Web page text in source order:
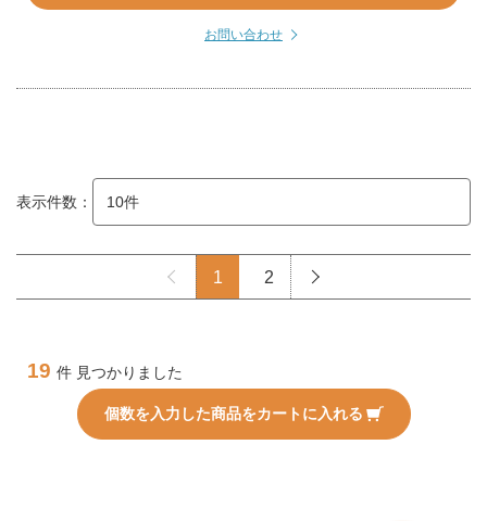
お問い合わせ
表示件数：
1 2
19 件 見つかりました
個数を入力した商品をカートに入れる